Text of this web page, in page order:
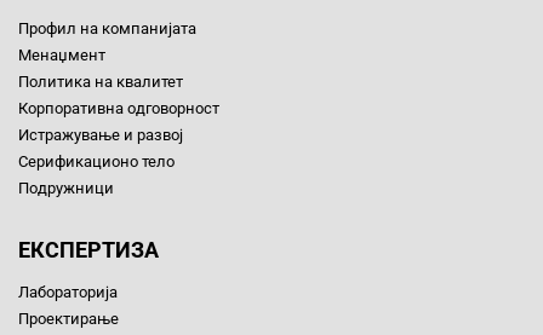
Профил на компанијата
Менаџмент
Политика на квалитет
Корпоративна одговорност
Истражување и развој
Серификационо тело
Подружници
ЕКСПЕРТИЗА
Лабораторија
Проектирање